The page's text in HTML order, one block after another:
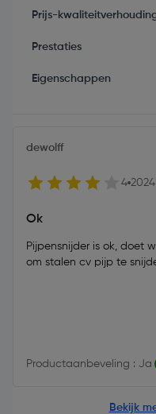
Prijs-
Prestaties
Eigenschappen
dewolff
4
Ok
Pijpensnijder is ok, doet
om stalen cv pijp te
Productaanbeveling : Ja
Bekijk